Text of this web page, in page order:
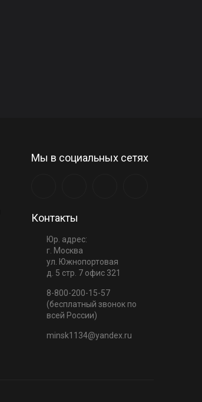
Мы в социальных сетях
Контакты
Юр. адрес:
г. Москва
ул. Южнопортовая
д. 5 стр. 7 офис 321
8-800-200-15-57
(бесплатный звонок по
всей России)
minsk1134@yandex.ru